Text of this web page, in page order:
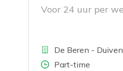
Voor 24 uur per
BedrijfDe Beren - Duiven
Aantal uren
Part-time